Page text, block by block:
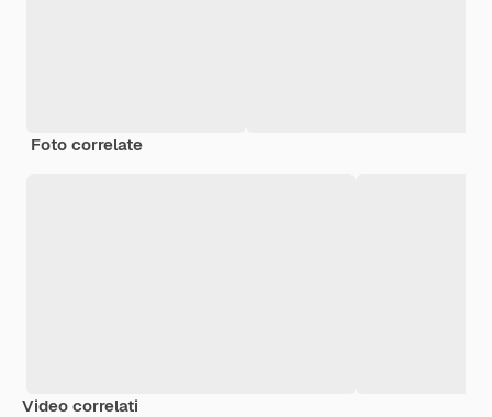
Foto correlate
Video correlati